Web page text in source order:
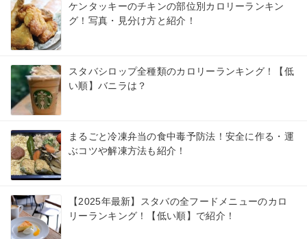
ケンタッキーのチキンの部位別カロリーランキン
グ！写真・見分け方と紹介！
スタバシロップ全種類のカロリーランキング！【低
い順】バニラは？
まるごと冷凍弁当の食中毒予防法！安全に作る・運
ぶコツや解凍方法も紹介！
【2025年最新】スタバの全フードメニューのカロ
リーランキング！【低い順】で紹介！